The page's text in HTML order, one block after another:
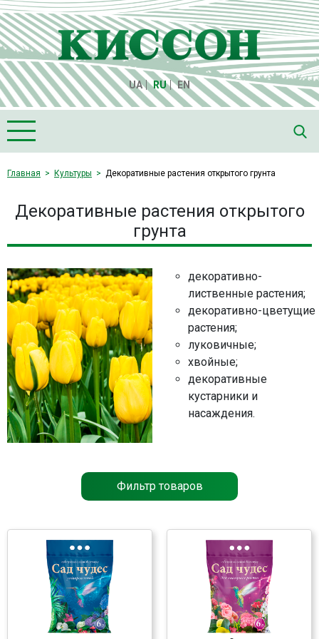
UA RU EN
Главная
Продукция
Семена
Культуры
Медиа
Партнеры
Контакты
Главная Культуры Декоративные растения открытого грунта
Декоративные растения открытого
грунта
декоративно-
лиственные растения;
декоративно-цветущие
растения;
луковичные;
хвойные;
декоративные
кустарники и
насаждения.
Фильтр товаров
Сад чудес®для цветущих
растений
6 л
Субстрат
♦ биогумус
♦ переходной торф